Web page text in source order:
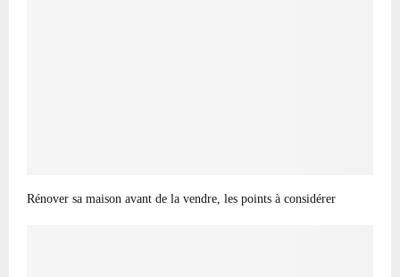
Rénover sa maison avant de la vendre, les points à considérer